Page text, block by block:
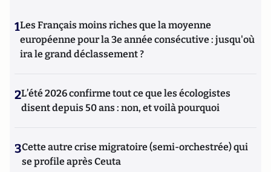
1Les Français moins riches que la moyenne
européenne pour la 3e année consécutive : jusqu'où
ira le grand déclassement ?
2L’été 2026 confirme tout ce que les écologistes
disent depuis 50 ans : non, et voilà pourquoi
3Cette autre crise migratoire (semi-orchestrée) qui
se profile après Ceuta